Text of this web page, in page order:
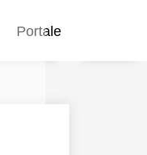
Portale